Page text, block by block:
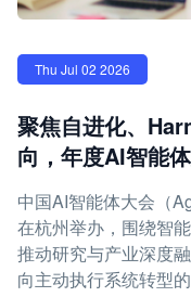
Thu Jul 02 2026
聚焦自进化、
向，年度AI智能
中国AI智能体大会（
在杭州举办，围绕智
推动研究与产业深度
向主动执行系统转型的